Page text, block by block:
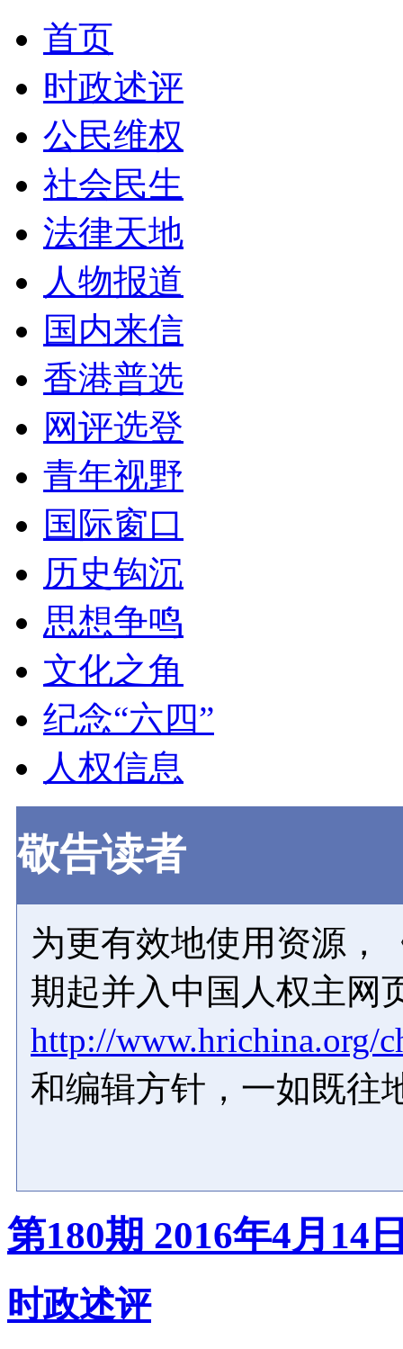
首页
时政述评
公民维权
社会民生
法律天地
人物报道
国内来信
香港普选
网评选登
青年视野
国际窗口
历史钩沉
思想争鸣
文化之角
纪念“六四”
人权信息
敬告读者
为更有效地使用资源，
期起并入中国人权主网
http://www.hrichina.org/
和编辑方针，一如既往
第180期 2016年4月14
时政述评